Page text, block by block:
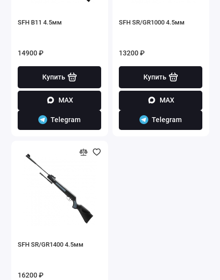
SFH B11 4.5мм
14900 ₽
Купить
MAX
Telegram
SFH SR/GR1000 4.5мм
13200 ₽
Купить
MAX
Telegram
SFH SR/GR1400 4.5мм
16200 ₽